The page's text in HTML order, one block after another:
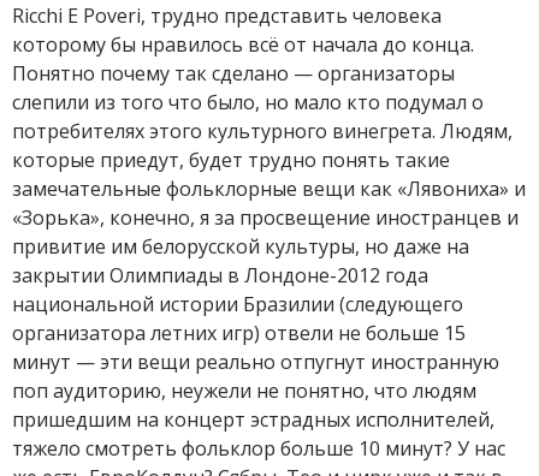
Ricchi E Poveri, трудно представить человека
которому бы нравилось всё от начала до конца.
Понятно почему так сделано — организаторы
слепили из того что было, но мало кто подумал о
потребителях этого культурного винегрета. Людям,
которые приедут, будет трудно понять такие
замечательные фольклорные вещи как «Лявониха» и
«Зорька», конечно, я за просвещение иностранцев и
привитие им белорусской культуры, но даже на
закрытии Олимпиады в Лондоне-2012 года
национальной истории Бразилии (следующего
организатора летних игр) отвели не больше 15
минут — эти вещи реально отпугнут иностранную
поп аудиторию, неужели не понятно, что людям
пришедшим на концерт эстрадных исполнителей,
тяжело смотреть фольклор больше 10 минут? У нас